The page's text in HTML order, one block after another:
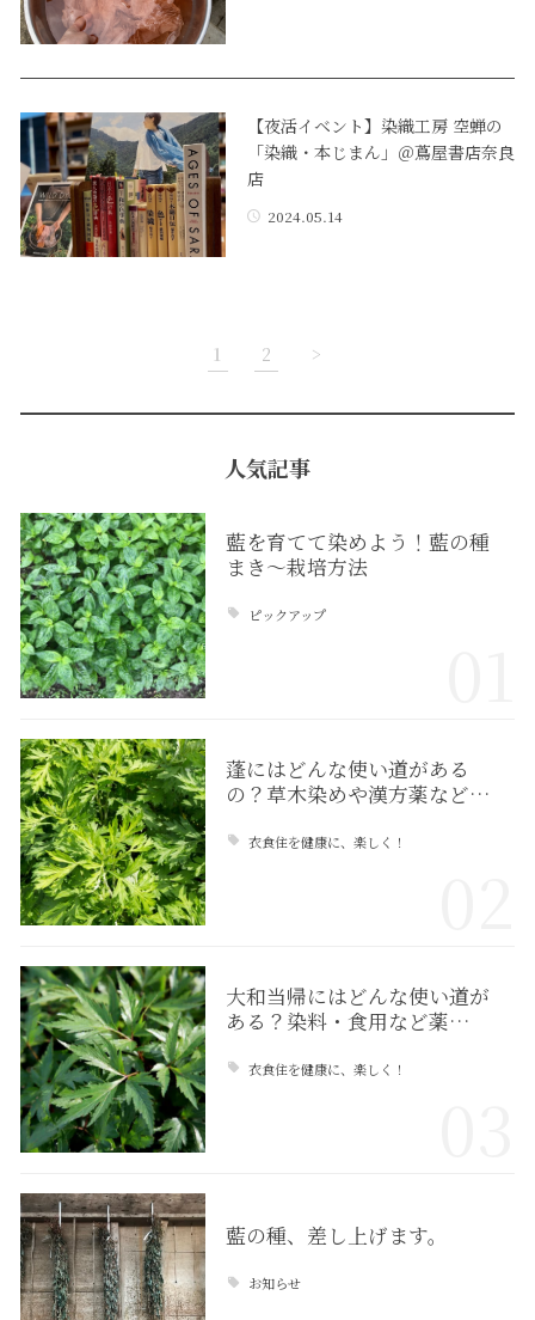
【夜活イベント】染織工房 空蝉の
「染織・本じまん」＠蔦屋書店奈良
店
2024.05.14
1 2 >
人気記事
藍を育てて染めよう！藍の種
まき〜栽培方法
ピックアップ
蓬にはどんな使い道がある
の？草木染めや漢方薬など…
衣食住を健康に、楽しく！
大和当帰にはどんな使い道が
ある？染料・食用など薬…
衣食住を健康に、楽しく！
藍の種、差し上げます。
お知らせ